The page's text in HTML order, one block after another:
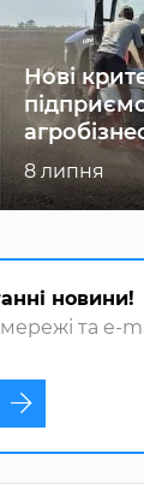
Нові
8 липня
новини!
та e-